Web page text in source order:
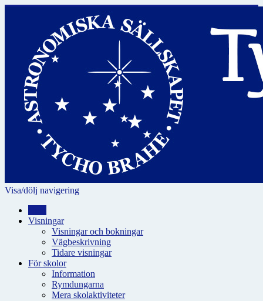
Visa/dölj navigering
Visningar
Visningar och bokningar
Vägbeskrivning
Tidare visningar
För skolor
Information
Rymdungarna
Mera skolaktiviteter